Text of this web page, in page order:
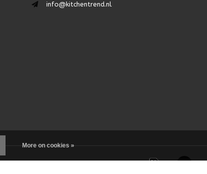
info@kitchentrend.nl
More on cookies »